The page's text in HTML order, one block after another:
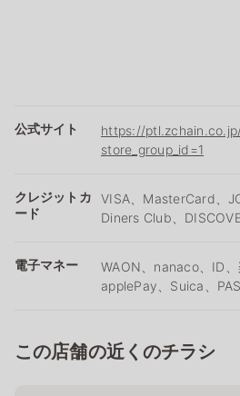
公式サイト
https://
store_group_id=1
クレジットカ
ード
VISA、MasterCard、
Diners Club、
電子マネー
WAON、nanaco、ID、
applePay、Suica、
この店舗の近くのチラシ